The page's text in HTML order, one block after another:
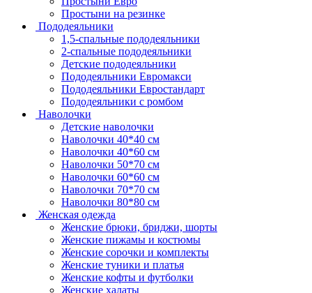
Простыни на резинке
Пододеяльники
1,5-спальные пододеяльники
2-спальные пододеяльники
Детские пододеяльники
Пододеяльники Евромакси
Пододеяльники Евростандарт
Пододеяльники с ромбом
Наволочки
Детские наволочки
Наволочки 40*40 см
Наволочки 40*60 см
Наволочки 50*70 см
Наволочки 60*60 см
Наволочки 70*70 см
Наволочки 80*80 см
Женская одежда
Женские брюки, бриджи, шорты
Женские пижамы и костюмы
Женские сорочки и комплекты
Женские туники и платья
Женские кофты и футболки
Женские халаты